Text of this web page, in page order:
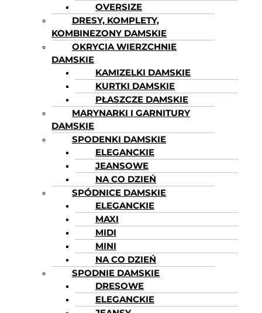
OVERSIZE
DRESY, KOMPLETY,
KOMBINEZONY DAMSKIE
OKRYCIA WIERZCHNIE
DAMSKIE
KAMIZELKI DAMSKIE
KURTKI DAMSKIE
PŁASZCZE DAMSKIE
MARYNARKI I GARNITURY
DAMSKIE
SPODENKI DAMSKIE
ELEGANCKIE
JEANSOWE
NA CO DZIEŃ
SPÓDNICE DAMSKIE
ELEGANCKIE
MAXI
MIDI
MINI
NA CO DZIEŃ
SPODNIE DAMSKIE
DRESOWE
ELEGANCKIE